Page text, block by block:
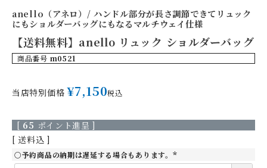
anello（アネロ）/ ハンドル部分が長さ調節できてリュック
にもショルダーバッグにもなるマルチウェイ仕様
【送料無料】anello リュック ショルダーバッグ
商品番号 m0521
当店特別価格 ¥7,150税込
[ 65 ポイント進呈 ]
送料込
○予約商品の納期は遅延する場合もあります。
(